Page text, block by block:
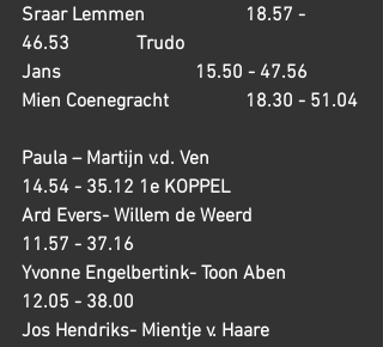
Sraar Lemmen                     18.57 -
46.53              Trudo
Jans                            15.50 - 47.56
Mien Coenegracht                18.30 - 51.04
Paula – Martijn v.d. Ven
14.54 - 35.12 1e KOPPEL
Ard Evers- Willem de Weerd
11.57 - 37.16
Yvonne Engelbertink- Toon Aben
12.05 - 38.00
Jos Hendriks- Mientje v. Haare